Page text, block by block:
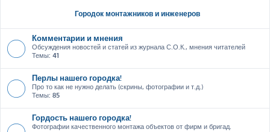
Городок монтажников и инженеров
Комментарии и мнения
Обсуждения новостей и статей из журнала С.О.К., мнения читателей
Темы: 41
Перлы нашего городка!
Про то как не нужно делать (скрины, фотографии и т.д.)
Темы: 85
Гордость нашего городка!
Фотографии качественного монтажа объектов от фирм и бригад.